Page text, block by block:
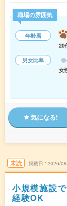
職場の雰囲気
年齢層
20
男女比率
女
気になる!
未読 掲載日 2026/
小規模施設
経験OK